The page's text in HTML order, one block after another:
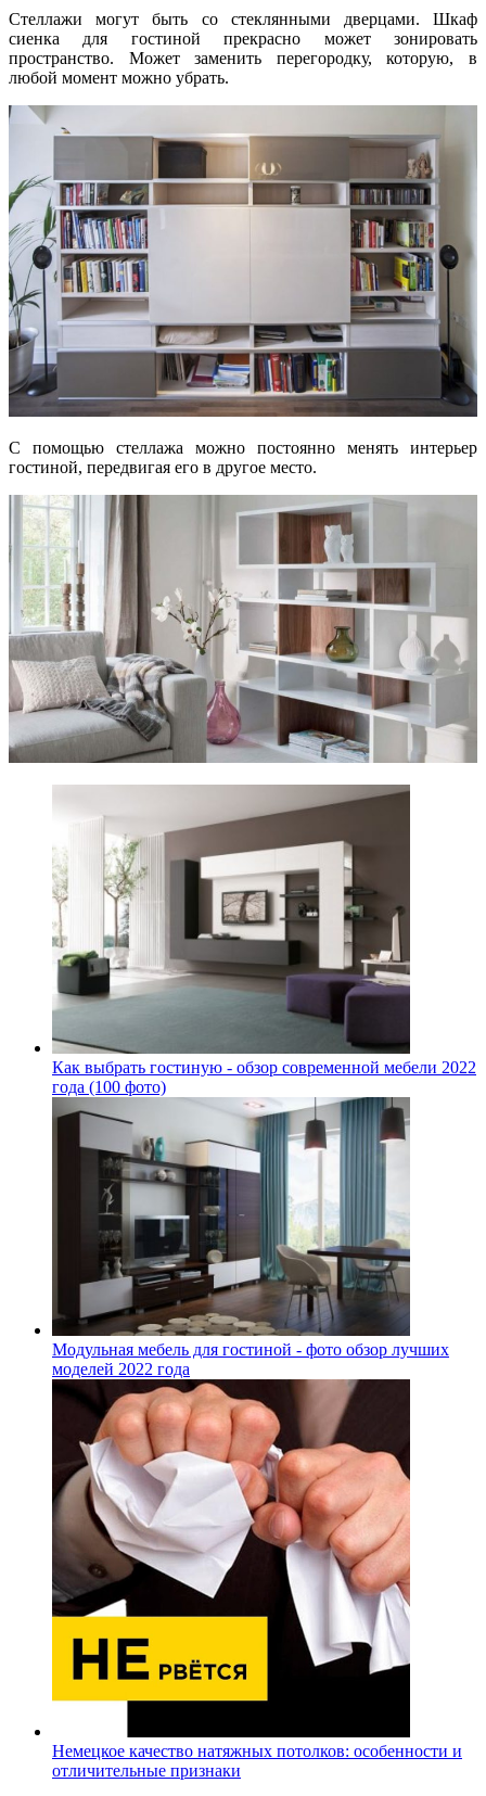
Стеллажи могут быть со стеклянными дверцами. Шкаф
сиенка для гостиной прекрасно может зонировать
пространство. Может заменить перегородку, которую, в
любой момент можно убрать.
С помощью стеллажа можно постоянно менять интерьер
гостиной, передвигая его в другое место.
Как выбрать гостиную - обзор современной мебели 2022
года (100 фото)
Модульная мебель для гостиной - фото обзор лучших
моделей 2022 года
Немецкое качество натяжных потолков: особенности и
отличительные признаки